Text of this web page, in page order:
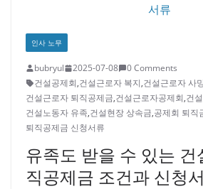
인사 노무
bubryul 2025-07-08
0 Comments
건설공제회,건설근로자 복지,건설근로자 사
건설근로자 퇴직공제금,건설근로자공제회,건
건설노동자 유족,건설현장 상속금,공제회 퇴직
퇴직공제금 신청서류
유족도 받을 수 있는 건
직공제금 조건과 신청